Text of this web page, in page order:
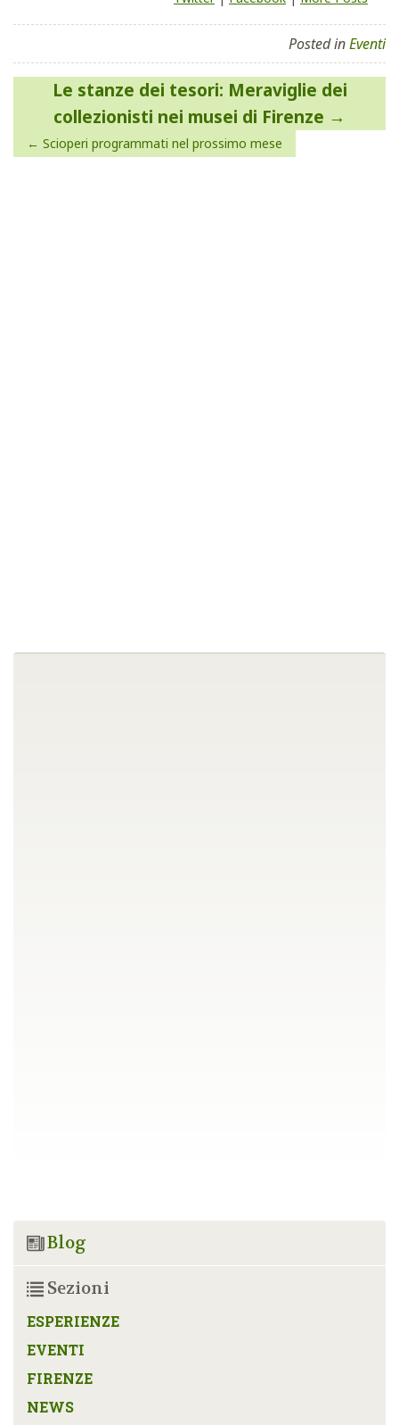
Posted inEventi
Navigazione
articoli
Le stanze dei tesori: Meraviglie dei
collezionisti nei musei di Firenze
Scioperi programmati nel prossimo mese
Blog
Sezioni
ESPERIENZE
EVENTI
FIRENZE
NEWS